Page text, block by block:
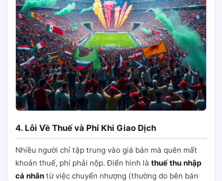
4. Lỗi Về Thuế và Phí Khi Giao Dịch
Nhiều người chỉ tập trung vào giá bán mà quên mất
khoản thuế, phí phải nộp. Điển hình là thuế thu nhập
cá nhân từ việc chuyển nhượng (thường do bên bán